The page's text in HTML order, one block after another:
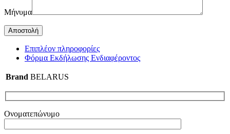
Μήνυμα
Επιπλέον πληροφορίες
Φόρμα Εκδήλωσης Ενδιαφέροντος
Brand BELARUS
Ονοματεπώνυμο